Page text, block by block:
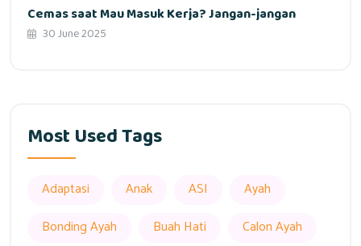
Cemas saat Mau Masuk Kerja? Jangan-jangan
30 June 2025
Most Used Tags
Adaptasi Anak ASI
Ayah
Bonding Ayah
Buah Hati
Calon Ayah